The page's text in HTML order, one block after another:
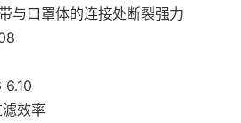
口罩体的连接处断裂强力
效率